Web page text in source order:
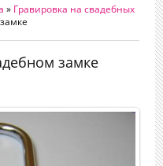
» Гравировка на свадебных
замке